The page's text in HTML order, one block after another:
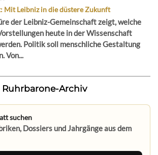
Mit Leibniz in die düstere Zukunft
der Leibniz-Gemeinschaft zeigt, welche
heute in der Wissenschaft
Politik soll menschliche Gestaltung
Von...
Ruhrbarone-Archiv
suchen
Dossiers und Jahrgänge aus dem